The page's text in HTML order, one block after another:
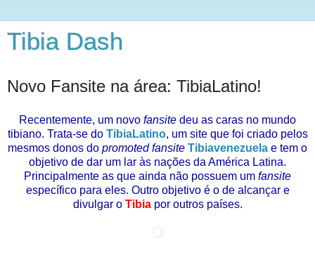
Tibia Dash
Novo Fansite na área: TibiaLatino!
Recentemente, um novo fansite deu as caras no mundo
tibiano. Trata-se do TibiaLatino, um site que foi criado pelos
mesmos donos do promoted fansite Tibiavenezuela e tem o
objetivo de dar um lar às nações da América Latina.
Principalmente as que ainda não possuem um fansite
específico para eles. Outro objetivo é o de alcançar e
divulgar o Tibiapor outros países.